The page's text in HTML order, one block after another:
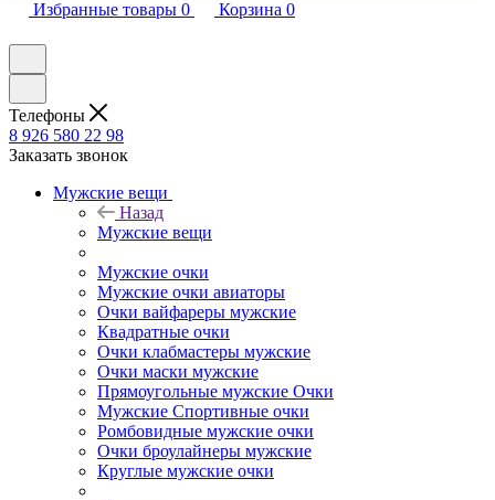
Избранные товары 0 Корзина 0
Телефоны
8 926 580 22 98
Заказать звонок
Мужские вещи
Назад
Мужские вещи
Мужские очки
Мужские очки авиаторы
Очки вайфареры мужские
Квадратные очки
Очки клабмастеры мужские
Очки маски мужские
Прямоугольные мужские Очки
Мужские Спортивные очки
Ромбовидные мужские очки
Очки броулайнеры мужские
Круглые мужские очки